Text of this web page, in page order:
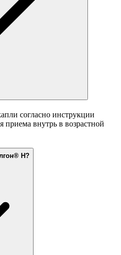
согласно инструкции
приема внутрь в возрастной
Н?